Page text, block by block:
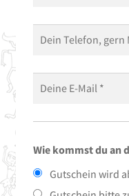
Wie kommst du an
Gutschein wird